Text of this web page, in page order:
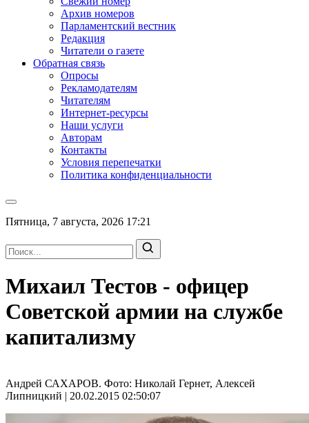
Архив номеров
Парламентский вестник
Редакция
Читатели о газете
Обратная связь
Опросы
Рекламодателям
Читателям
Интернет-ресурсы
Наши услуги
Авторам
Контакты
Условия перепечатки
Политика конфиденциальности
Пятница, 7 августа, 2026 17:21
Михаил Тестов - офицер
Советской армии на службе
капитализму
Андрей САХАРОВ. Фото: Николай Гернет, Алексей
Липницкий | 20.02.2015 02:50:07